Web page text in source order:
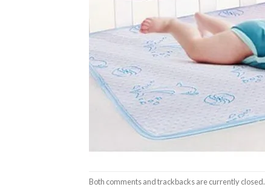
Both comments and trackbacks are currently closed.